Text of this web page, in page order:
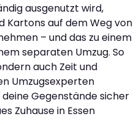
ausgenutzt wird,
Kartons auf dem Weg von
– und das zu einem
separaten Umzug. So
auch Zeit und
Umzugsexperten
Gegenstände sicher
Zuhause in Essen